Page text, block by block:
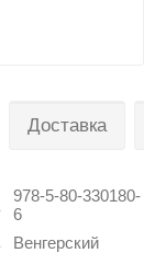
Доставка
978-5-80-330180-
6
Венгерский